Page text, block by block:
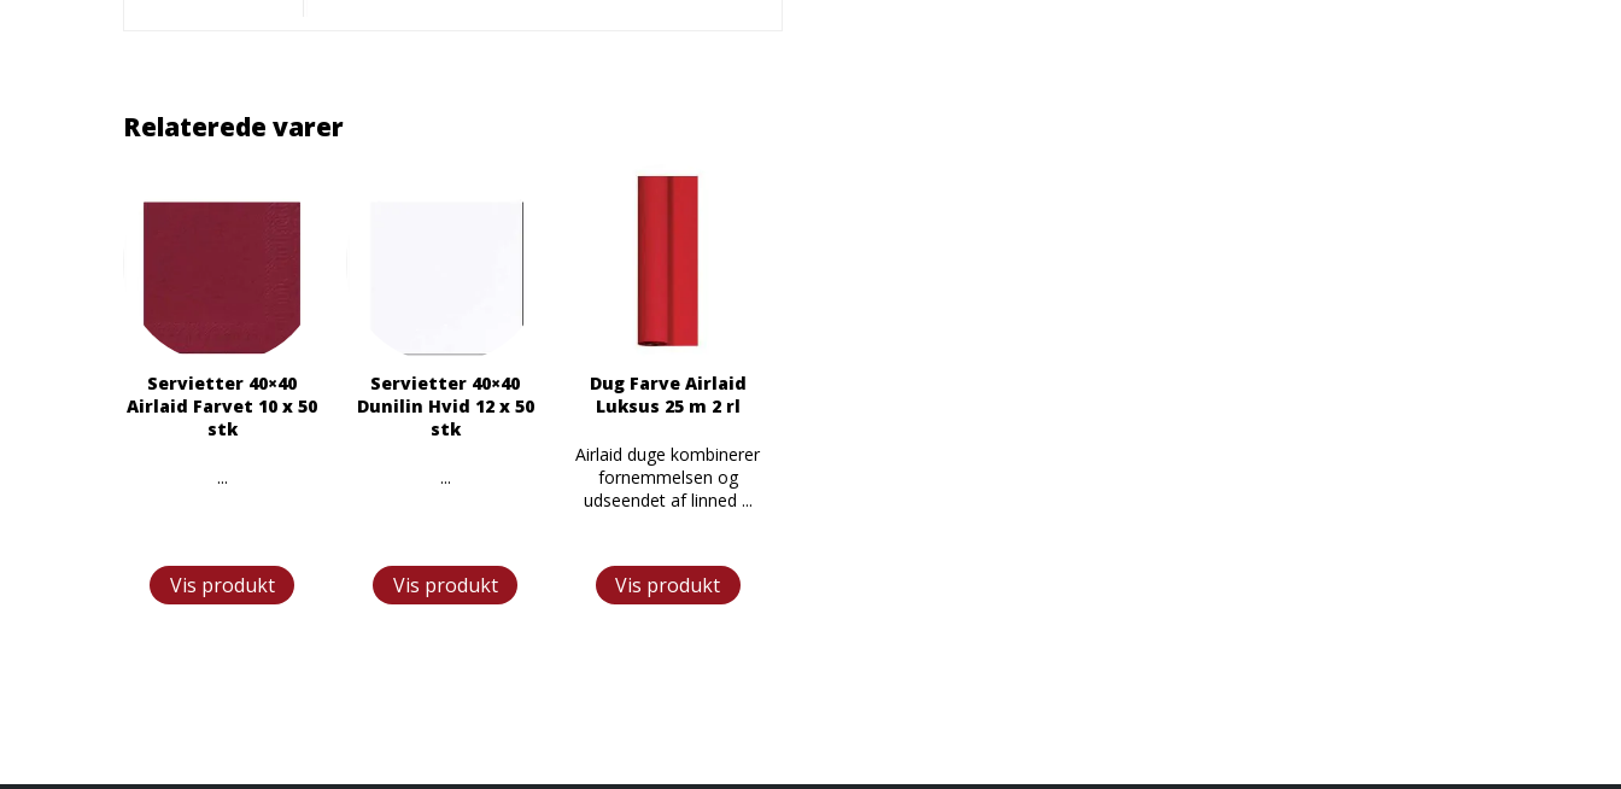
Relaterede varer
Servietter 40×40
Airlaid Farvet 10 x 50
stk
...
Vis produkt
Servietter 40×40
Dunilin Hvid 12 x 50
stk
...
Vis produkt
Dug Farve Airlaid
Luksus 25 m 2 rl
Airlaid duge kombinerer
fornemmelsen og
udseendet af linned ...
Vis produkt